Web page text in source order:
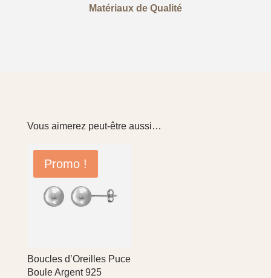
Matériaux de Qualité
Vous aimerez peut-être aussi…
Promo !
Boucles d’Oreilles Puce
Boule Argent 925